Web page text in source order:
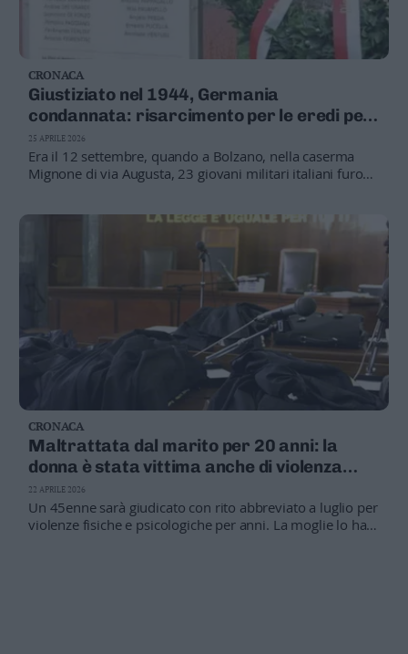
CRONACA
Giustiziato nel 1944, Germania
condannata: risarcimento per le eredi per
oltre 774mila euro
Era il 12 settembre, quando a Bolzano, nella caserma
Mignone di via Augusta, 23 giovani militari italiani furono
di finire in Alto Adige, hanno chiamato in causa anche il
ministero dell'Economia per i danni patiti
25 APRILE 2026
CRONACA
Maltrattata dal marito per 20 anni: la
donna è stata vittima anche di violenza
psicologica
Un 45enne sarà giudicato con rito abbreviato a luglio per
violenze fisiche e psicologiche per anni. La moglie lo ha
22 APRILE 2026